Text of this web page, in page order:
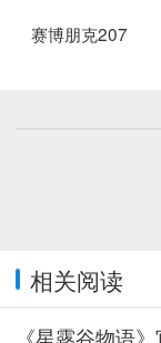
赛博朋克207
相关阅读
《星露谷物语